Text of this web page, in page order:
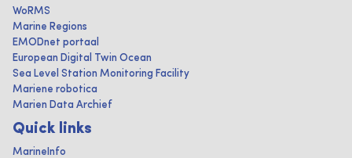
WoRMS
Marine Regions
EMODnet portaal
European Digital Twin Ocean
Sea Level Station Monitoring Facility
Mariene robotica
Marien Data Archief
Quick links
MarineInfo